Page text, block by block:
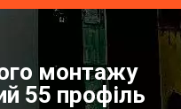
монтажу
55 профіль